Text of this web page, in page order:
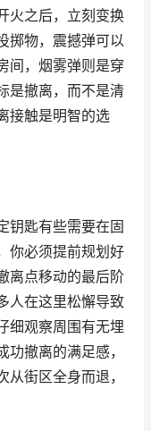
火之后，立刻变换
掷物，震撼弹可以
间，烟雾弹则是穿
是撤离，而不是清
接触是明智的选
钥匙有些需要在固
你必须提前规划好
离点移动的最后阶
人在这里松懈导致
细观察周围有无埋
撤离的满足感，
街区全身而退，